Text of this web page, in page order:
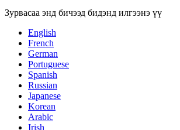
Зурвасаа энд бичээд бидэнд илгээнэ үү
English
French
German
Portuguese
Spanish
Russian
Japanese
Korean
Arabic
Irish